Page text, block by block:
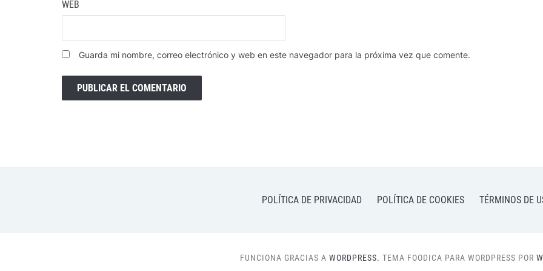
WEB
Guarda mi nombre, correo electrónico y web en este navegador para la próxima vez que comente.
POLÍTICA DE PRIVACIDAD POLÍTICA DE COOKIES TÉRMINOS DE
FUNCIONA GRACIAS A WORDPRESS. TEMA FOODICA PARA WORDPRESS POR